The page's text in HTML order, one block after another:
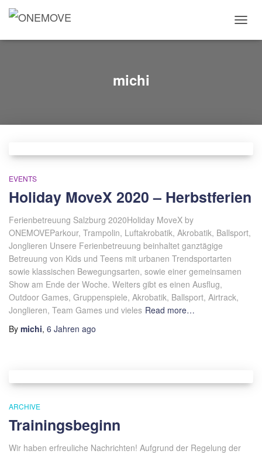
michi
EVENTS
Holiday MoveX 2020 – Herbstferien
Ferienbetreuung Salzburg 2020Holiday MoveX by
ONEMOVEParkour, Trampolin, Luftakrobatik, Akrobatik, Ballsport,
Jonglieren Unsere Ferienbetreuung beinhaltet ganztägige
Betreuung von Kids und Teens mit urbanen Trendsportarten
sowie klassischen Bewegungsarten, sowie einer gemeinsamen
Show am Ende der Woche. Weiters gibt es einen Ausflug,
Outdoor Games, Gruppenspiele, Akrobatik, Ballsport, Airtrack,
Jonglieren, Team Games und vieles Read more…
By michi, 6 Jahren ago
ARCHIVE
Trainingsbeginn
Wir haben erfreuliche Nachrichten! Aufgrund der Regelung der